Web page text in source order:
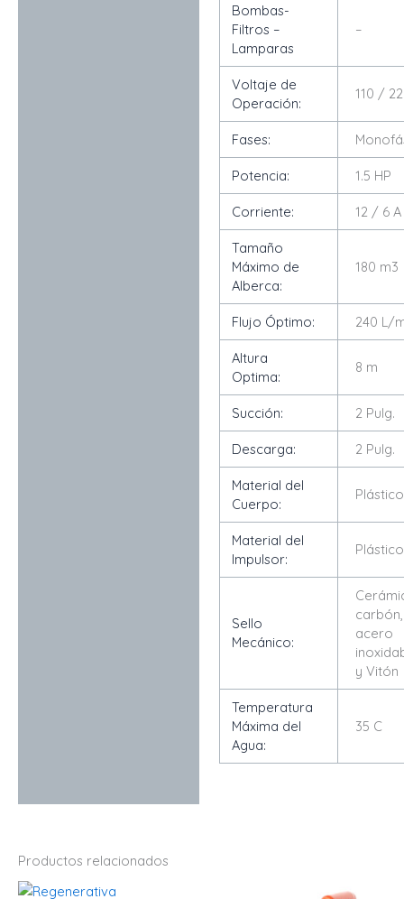
Bombas-
Filtros –
Lamparas
–
Voltaje de
Operación:
110 /
Fases:
Potencia: 1.5 HP
Corriente: 12 / 6 A
Tamaño
Máximo de
Alberca:
180 m3
Flujo Óptimo: 240 L/
Altura
Optima:
8 m
Succión: 2 Pulg.
Descarga: 2 Pulg.
Material del
Cuerpo:
Plástico
Material del
Impulsor:
Plástico
Sello
Mecánico:
carbón,
acero
y Vitón
Temperatura
Máxima del
Agua:
35 C
Productos relacionados